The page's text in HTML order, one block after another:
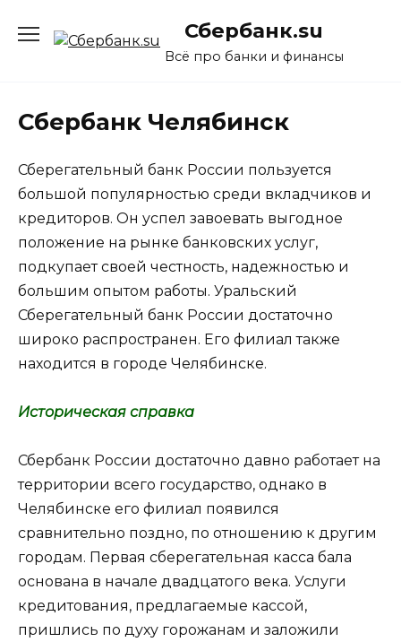
содержанию
Сбербанк.su
Всё про банки и финансы
Сбербанк Челябинск
Сберегательный банк России пользуется
большой популярностью среди вкладчиков и
кредиторов. Он успел завоевать выгодное
положение на рынке банковских услуг,
подкупает своей честность, надежностью и
большим опытом работы. Уральский
Сберегательный банк России достаточно
широко распространен. Его филиал также
находится в городе Челябинске.
Историческая справка
Сбербанк России достаточно давно работает на
территории всего государство, однако в
Челябинске его филиал появился
сравнительно поздно, по отношению к другим
городам. Первая сберегательная касса бала
основана в начале двадцатого века. Услуги
кредитования, предлагаемые кассой,
пришлись по духу горожанам и заложили